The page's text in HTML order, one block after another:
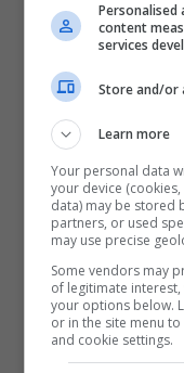
Personalised
content
services
Store and/or
Learn more
Your personal data
your device
data) may be stored
partners, or used
may use precise
Some vendors may
of legitimate
your options below.
or in the site menu
and cookie settings.